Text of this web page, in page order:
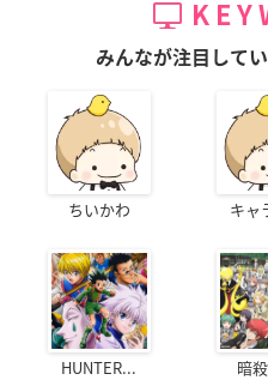
みんなが注目して
ちいかわ キャ
HUNTER... 暗